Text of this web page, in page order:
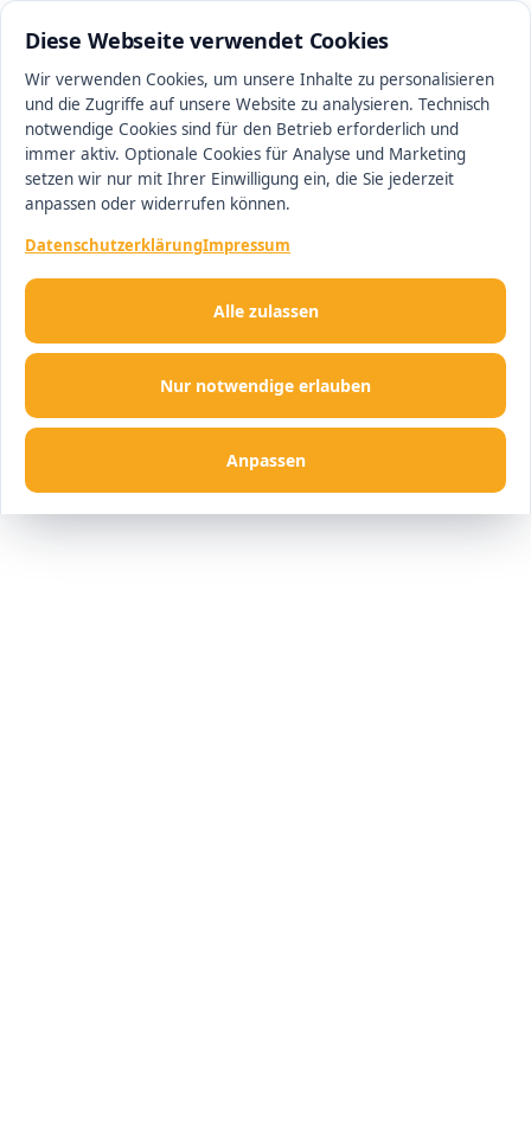
Diese Webseite verwendet Cookies
Wir verwenden Cookies, um unsere Inhalte zu personalisieren
und die Zugriffe auf unsere Website zu analysieren. Technisch
notwendige Cookies sind für den Betrieb erforderlich und
immer aktiv. Optionale Cookies für Analyse und Marketing
setzen wir nur mit Ihrer Einwilligung ein, die Sie jederzeit
anpassen oder widerrufen können.
DatenschutzerklärungImpressum
Nur notwendige erlauben
Anpassen
Alle zulassen